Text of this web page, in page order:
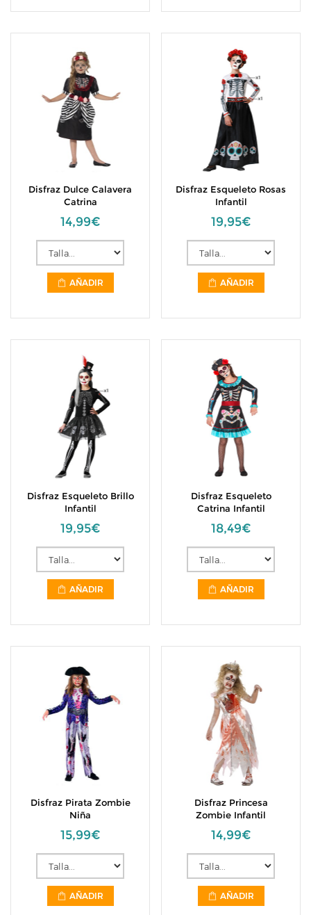
Disfraz Dulce Calavera
Catrina
14,99€
AÑADIR
Disfraz Esqueleto Rosas
Infantil
19,95€
AÑADIR
Disfraz Esqueleto Brillo
Infantil
19,95€
AÑADIR
Disfraz Esqueleto
Catrina Infantil
18,49€
AÑADIR
Disfraz Pirata Zombie
Niña
15,99€
AÑADIR
Disfraz Princesa
Zombie Infantil
14,99€
AÑADIR